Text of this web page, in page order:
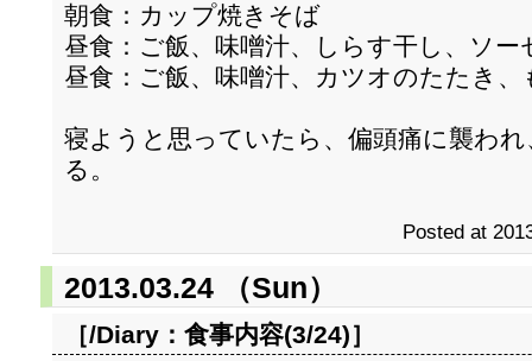
朝食：カップ焼きそば
昼食：ご飯、味噌汁、しらす干し、ソー
昼食：ご飯、味噌汁、カツオのたたき、
寝ようと思っていたら、偏頭痛に襲わ
る。
Posted at
2013.03.24 （Sun）
［/Diary： 食事内容(3/24)］